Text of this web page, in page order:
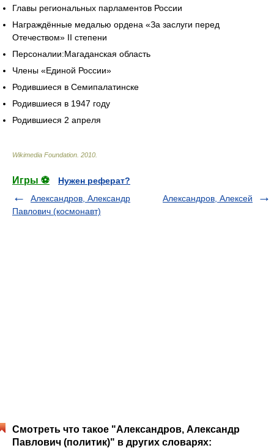
Главы региональных парламентов России
Награждённые медалью ордена «За заслуги перед
Отечеством» II степени
Персоналии:Магаданская область
Члены «Единой России»
Родившиеся в Семипалатинске
Родившиеся в 1947 году
Родившиеся 2 апреля
Wikimedia Foundation 2010
Игры ⚽
Нужен реферат?
Александров, Александр
Павлович (космонавт)
Александров, Алексей
Смотреть что такое "Александров, Александр
Павлович (политик)" в других словарях: